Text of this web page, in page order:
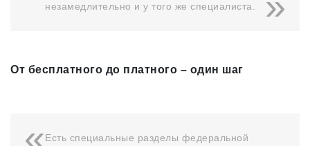
незамедлительно и у того же специалиста.
От бесплатного до платного – один шаг
Есть специальные разделы федеральной